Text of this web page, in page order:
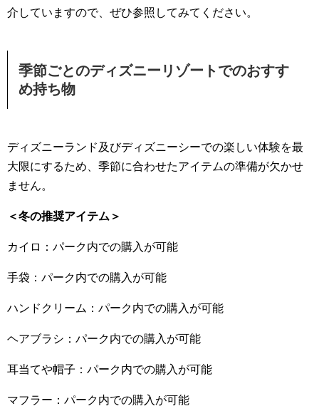
介していますので、ぜひ参照してみてください。
季節ごとのディズニーリゾートでのおすす
め持ち物
ディズニーランド及びディズニーシーでの楽しい体験を最
大限にするため、季節に合わせたアイテムの準備が欠かせ
ません。
＜冬の推奨アイテム＞
カイロ：パーク内での購入が可能
手袋：パーク内での購入が可能
ハンドクリーム：パーク内での購入が可能
ヘアブラシ：パーク内での購入が可能
耳当てや帽子：パーク内での購入が可能
マフラー：パーク内での購入が可能